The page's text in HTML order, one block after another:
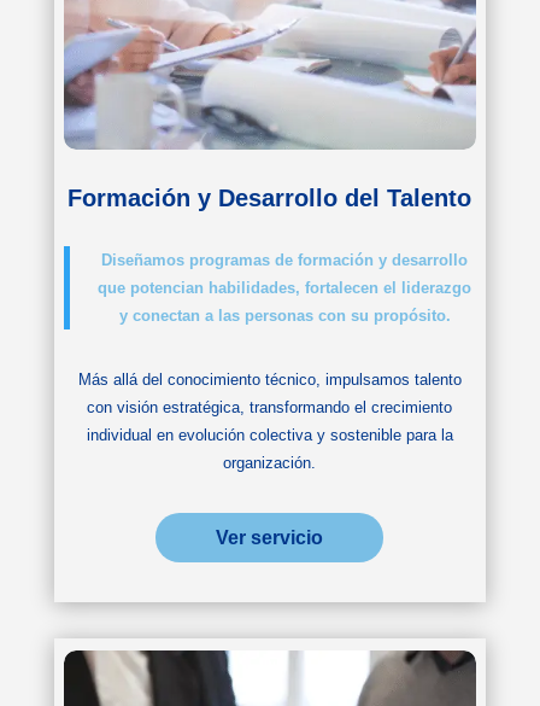
Formación y Desarrollo del Talento
Diseñamos programas de formación y desarrollo
que potencian habilidades, fortalecen el liderazgo
y conectan a las personas con su propósito.
Más allá del conocimiento técnico, impulsamos talento
con visión estratégica, transformando el crecimiento
individual en evolución colectiva y sostenible para la
organización.
Ver servicio